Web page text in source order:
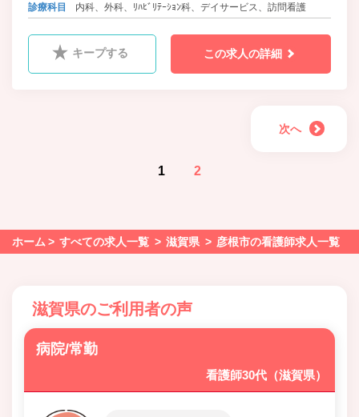
診療科目
内科、外科、ﾘﾊﾋﾞﾘﾃｰｼｮﾝ科、デイサービス、訪問看護
キープする この求人の詳細
次へ
1 2
ホーム すべての求人一覧 滋賀県 彦根市の看護師求人一覧
滋賀県のご利用者の声
病院/常勤
看護師30代（滋賀県）